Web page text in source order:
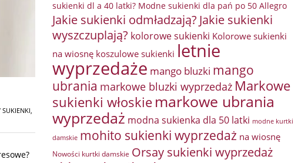
SUKIENKI,
sukienki dl a 40 latki? Modne sukienki dla pań po 50 Allegro
Jakie sukienki odmładzają? Jakie sukienki
wyszczuplają? kolorowe sukienki Kolorowe sukienki
na wiosnę koszulowe sukienki letnie
wyprzedaże mango bluzki mango
ubrania markowe bluzki wyprzedaż Markowe
sukienki włoskie markowe ubrania
wyprzedaż modna sukienka dla 50 latki modne kurtki
damskie mohito sukienki wyprzedaż na wiosnę
Nowości kurtki damskie Orsay sukienki wyprzedaż